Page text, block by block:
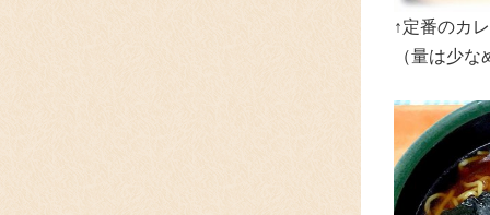
↑定番のカ
（量は少